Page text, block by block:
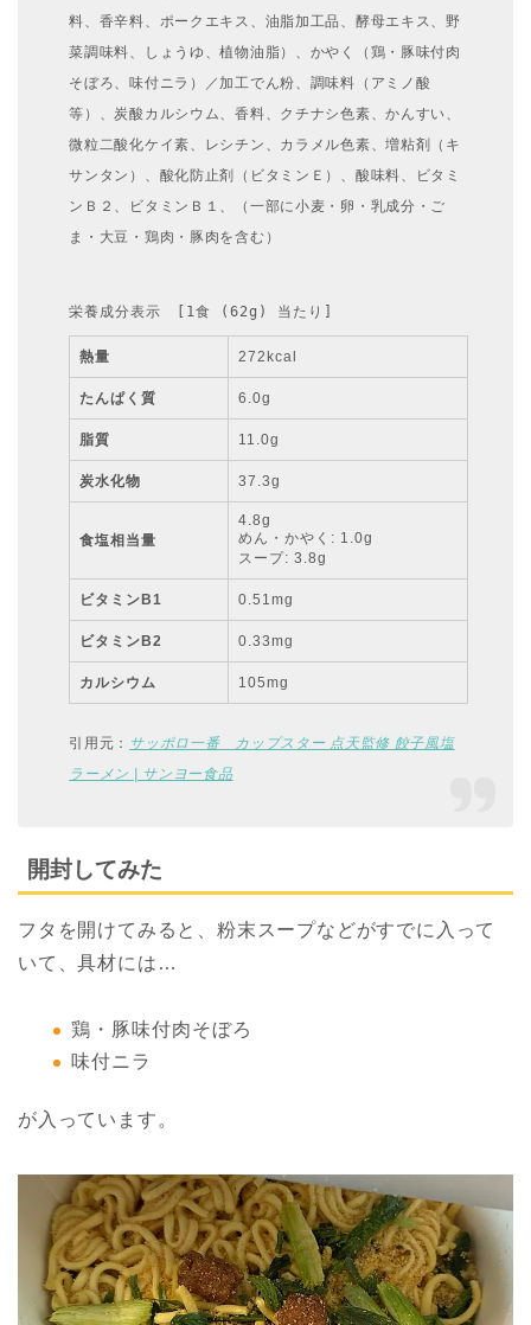
料、香辛料、ポークエキス、油脂加工品、酵母エキス、野
菜調味料、しょうゆ、植物油脂）、かやく（鶏・豚味付肉
そぼろ、味付ニラ）／加工でん粉、調味料（アミノ酸
等）、炭酸カルシウム、香料、クチナシ色素、かんすい、
微粒二酸化ケイ素、レシチン、カラメル色素、増粘剤（キ
サンタン）、酸化防止剤（ビタミンＥ）、酸味料、ビタミ
ンＢ２、ビタミンＢ１、（一部に小麦・卵・乳成分・ご
ま・大豆・鶏肉・豚肉を含む）
栄養成分表示　[1食 (62g) 当たり]
熱量 272kcal
たんぱく質 6.0g
脂質 11.0g
炭水化物 37.3g
食塩相当量
4.8g
めん・かやく: 1.0g
スープ: 3.8g
ビタミンB1 0.51mg
ビタミンB2 0.33mg
カルシウム 105mg
引用元： サッポロ一番 カップスター 点天監修 餃子風塩
ラーメン | サンヨー食品
開封してみた
フタを開けてみると、粉末スープなどがすでに入って
いて、具材には…
鶏・豚味付肉そぼろ
味付ニラ
が入っています。